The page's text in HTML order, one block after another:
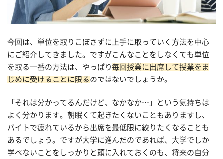
今回は、単位を取りこぼさずに上手に取っていく方法を中心
にご紹介してきました。ですがこんなことをしなくても単位
を取る一番の方法は、やっぱり 毎回授業に出席して授業をま
じめに受けることに限る のではないでしょうか。
「それは分かってるんだけど、なかなか…」という気持ちは
よく分かります。朝眠くて起きたくないこともありますし、
バイトで疲れているから出席を最低限に絞りたくなることも
あるでしょう。ですが大学に進んだのであれば、大学でしか
学べないことをしっかりと頭に入れておくのも、将来の自分